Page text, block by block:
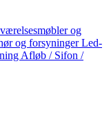
og
og forsyningerLed-
Afløb / Sifon /